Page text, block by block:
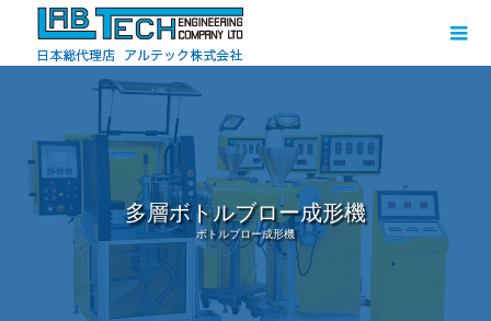
多層ボトルブロー成形機
ボトルブロー成形機